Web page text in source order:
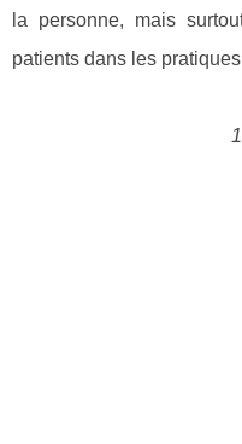
la personne, mais
patients dans les